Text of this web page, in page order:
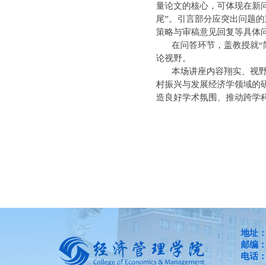
量论文的核心，可体现在新
尾”。引言部分应突出问题
策略与审稿意见回复等具体
在问答环节，盖教授就
论视野。
本场讲座内容翔实、视
村振兴与发展经济学领域的
造良好学术氛围、推动跨学
地址
邮编
电话